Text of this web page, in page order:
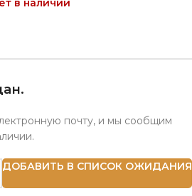
почту, и мы сообщим
ДОБАВИТЬ В СПИСОК ОЖИДАНИЯ